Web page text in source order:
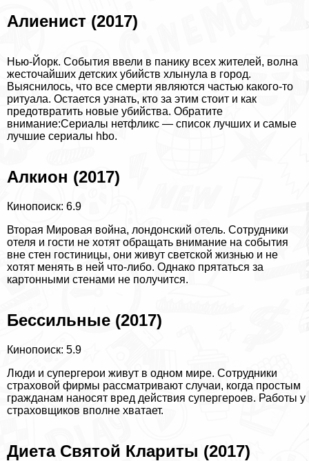
Алиенист (2017)
Нью-Йорк. События ввели в панику всех жителей, волна
жесточайших детских убийств хлынула в город.
Выяснилось, что все cмepти являются частью какого-то
ритуала. Остается узнать, кто за этим стоит и как
предотвратить новые убийства. Обратите
внимание:Сериалы нетфликс — список лучших и самые
лучшие сериалы hbo.
Алкион (2017)
Кинопоиск: 6.9
Вторая Мировая война, лондонский отель. Сотрудники
отеля и гости не хотят обращать внимание на события
вне стен гостиницы, они живут светской жизнью и не
хотят менять в ней что-либо. Однако прятаться за
картонными стенами не получится.
Бессильные (2017)
Кинопоиск: 5.9
Люди и супергерои живут в одном мире. Сотрудники
страховой фирмы рассматривают случаи, когда простым
гражданам наносят вред действия супергероев. Работы у
страховщиков вполне хватает.
Диета Святой Клариты (2017)